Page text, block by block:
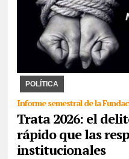
POLÍTICA
Informe semestral de la
Trata 2026: el
rápido que las
institucionales
30/07/2026 La ONU impulsa
crear conciencia y proteger
Fundación Alameda combate el